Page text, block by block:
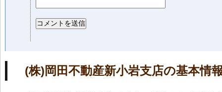
(株)岡田不動産新小岩支店の基本情